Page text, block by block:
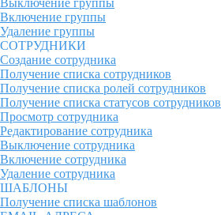
Выключение группы
Включение группы
Удаление группы
СОТРУДНИКИ
Создание сотрудника
Получение списка сотрудников
Получение списка ролей сотрудников
Получение списка статусов сотрудников
Просмотр сотрудника
Редактирование сотрудника
Выключение сотрудника
Включение сотрудника
Удаление сотрудника
ШАБЛОНЫ
Получение списка шаблонов